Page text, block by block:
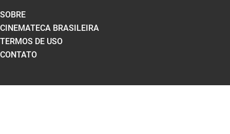
SOBRE
CINEMATECA BRASILEIRA
TERMOS DE USO
CONTATO